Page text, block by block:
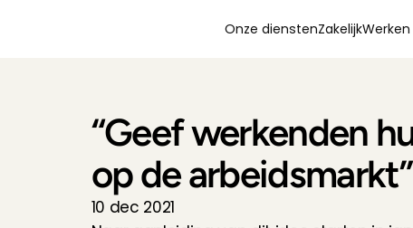
Onze dienstenZakelijk
​“Geef werkenden
op de arbeidsmarkt”
10 dec 2021